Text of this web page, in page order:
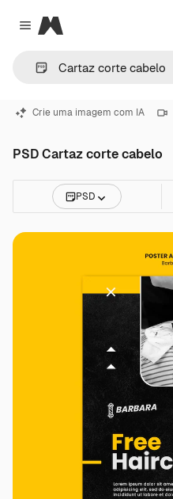
Close menu
Magnific
Crie uma imagem com IA
PSD Cartaz corte cabelo
PSD